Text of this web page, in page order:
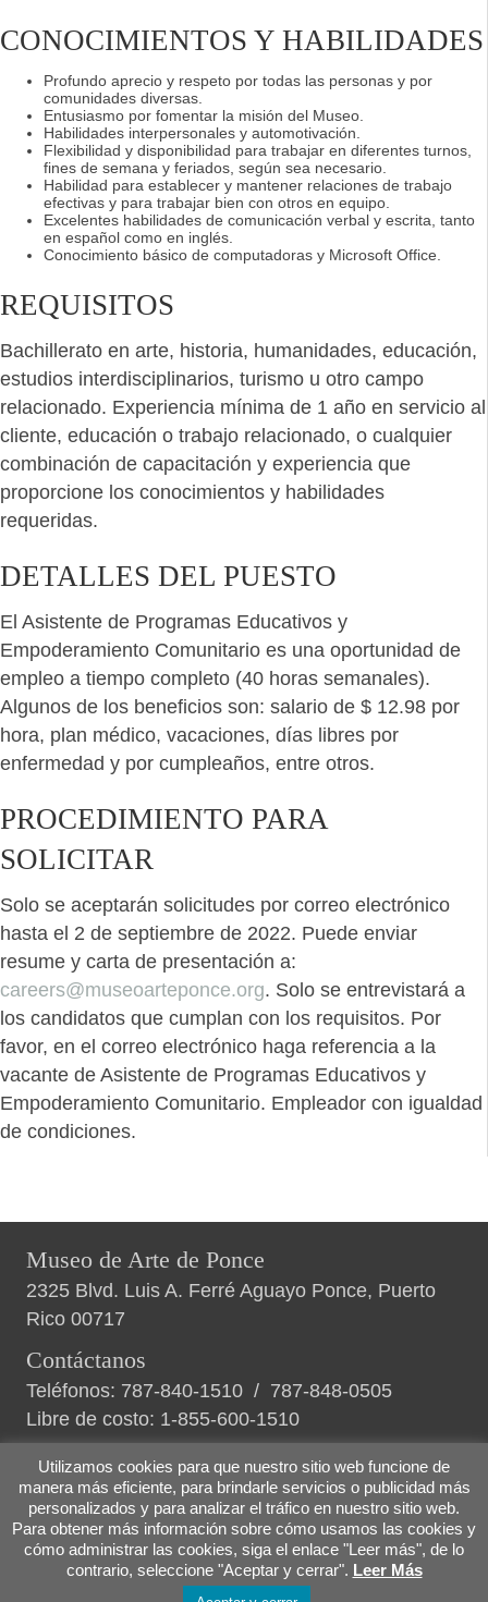
CONOCIMIENTOS Y HABILIDADES
Profundo aprecio y respeto por todas las personas y por
comunidades diversas.
Entusiasmo por fomentar la misión del Museo.
Habilidades interpersonales y automotivación.
Flexibilidad y disponibilidad para trabajar en diferentes turnos,
fines de semana y feriados, según sea necesario.
Habilidad para establecer y mantener relaciones de trabajo
efectivas y para trabajar bien con otros en equipo.
Excelentes habilidades de comunicación verbal y escrita, tanto
en español como en inglés.
Conocimiento básico de computadoras y Microsoft Office.
REQUISITOS
Bachillerato en arte, historia, humanidades, educación,
estudios interdisciplinarios, turismo u otro campo
relacionado. Experiencia mínima de 1 año en servicio al
cliente, educación o trabajo relacionado, o cualquier
combinación de capacitación y experiencia que
proporcione los conocimientos y habilidades
requeridas.
DETALLES DEL PUESTO
El Asistente de Programas Educativos y
Empoderamiento Comunitario es una oportunidad de
empleo a tiempo completo (40 horas semanales).
Algunos de los beneficios son: salario de $ 12.98 por
hora, plan médico, vacaciones, días libres por
enfermedad y por cumpleaños, entre otros.
PROCEDIMIENTO PARA
SOLICITAR
Solo se aceptarán solicitudes por correo electrónico
hasta el 2 de septiembre de 2022. Puede enviar
resume y carta de presentación a:
careers@museoarteponce.org. Solo se entrevistará a
los candidatos que cumplan con los requisitos. Por
favor, en el correo electrónico haga referencia a la
vacante de Asistente de Programas Educativos y
Empoderamiento Comunitario. Empleador con igualdad
de condiciones.
Museo de Arte de Ponce
2325 Blvd. Luis A. Ferré Aguayo Ponce, Puerto
Rico 00717
Contáctanos
Teléfonos: 787-840-1510 / 787-848-0505
Libre de costo: 1-855-600-1510
Políticas de privacidad| Términos y condiciones
|Nosotros
© 2026 Museo de Arte de Ponce |
Utilizamos cookies para que nuestro sitio web funcione de
manera más eficiente, para brindarle servicios o publicidad más
personalizados y para analizar el tráfico en nuestro sitio web.
Para obtener más información sobre cómo usamos las cookies y
cómo administrar las cookies, siga el enlace "Leer más", de lo
contrario, seleccione "Aceptar y cerrar". Leer Más